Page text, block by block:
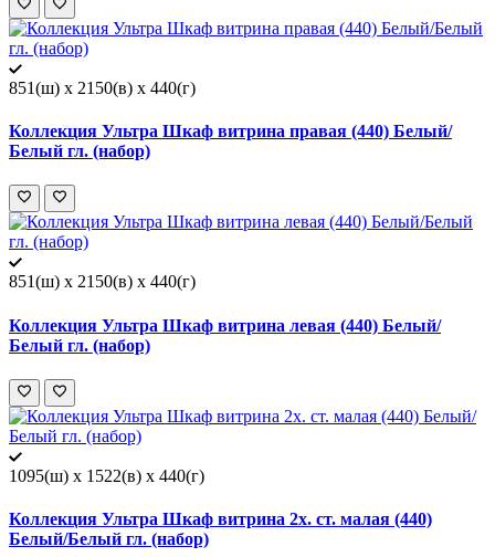
851(ш) x 2150(в) x 440(г)
Коллекция Ультра Шкаф витрина правая (440) Белый/
Белый гл. (набор)
851(ш) x 2150(в) x 440(г)
Коллекция Ультра Шкаф витрина левая (440) Белый/
Белый гл. (набор)
1095(ш) x 1522(в) x 440(г)
Коллекция Ультра Шкаф витрина 2х. ст. малая (440)
Белый/Белый гл. (набор)